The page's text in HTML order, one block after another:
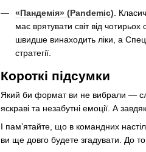
«Пандемія» (Pandemic) .
має врятувати світ від
швидше винаходить ліки, а
стратегії.
Короткі підсумки
Який би формат ви не вибрали —
яскраві та незабутні емоції. А
І пам’ятайте, що в командних
ви ще довго будете згадувати. До